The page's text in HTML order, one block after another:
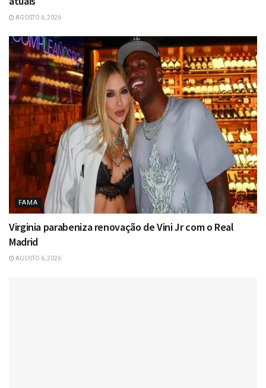
AGOSTO 6, 2026
FAMA
Virginia parabeniza renovação de Vini Jr com o Real
Madrid
AGOSTO 6, 2026